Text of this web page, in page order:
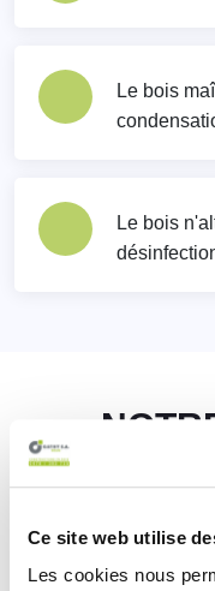
Ce site web utilise
Les cookies nous
Le bois
Le bois